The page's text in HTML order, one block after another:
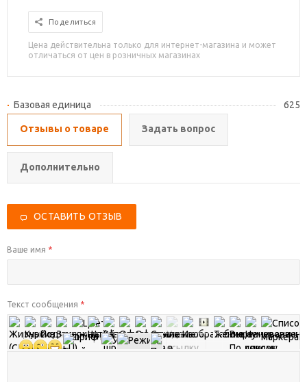
Поделиться
Цена действительна только для интернет-магазина и может
отличаться от цен в розничных магазинах
Базовая единица 625
Отзывы о товаре Задать вопрос
Дополнительно
ОСТАВИТЬ ОТЗЫВ
Ваше имя *
Текст сообщения *